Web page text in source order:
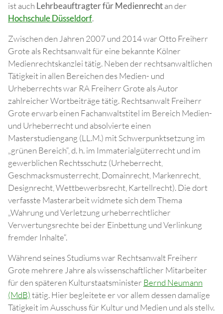
ist auch Lehrbeauftragter für Medienrechtan der
Hochschule Düsseldorf.
Zwischen den Jahren 2007 und 2014 war Otto Freiherr
Grote als Rechtsanwalt für eine bekannte Kölner
Medienrechtskanzlei tätig. Neben der rechtsanwaltlichen
Tätigkeit in allen Bereichen des Medien- und
Urheberrechts war RA Freiherr Grote als Autor
zahlreicher Wortbeiträge tätig. Rechtsanwalt Freiherr
Grote erwarb einen Fachanwaltstitel im Bereich Medien-
und Urheberrecht und absolvierte einen
Masterstudiengang (LL.M.) mit Schwerpunktsetzung im
„grünen Bereich“, d. h. im Immaterialgüterrecht und im
gewerblichen Rechtsschutz (Urheberrecht,
Geschmacksmusterrecht, Domainrecht, Markenrecht,
Designrecht, Wettbewerbsrecht, Kartellrecht). Die dort
verfasste Masterarbeit widmete sich dem Thema
„Wahrung und Verletzung urheberrechtlicher
Verwertungsrechte bei der Einbettung und Verlinkung
fremder Inhalte“.
Während seines Studiums war Rechtsanwalt Freiherr
Grote mehrere Jahre als wissenschaftlicher Mitarbeiter
für den späteren Kulturstaatsminister Bernd Neumann
(MdB)tätig. Hier begleitete er vor allem dessen damalige
Tätigkeit im Ausschuss für Kultur und Medien und als stellv.